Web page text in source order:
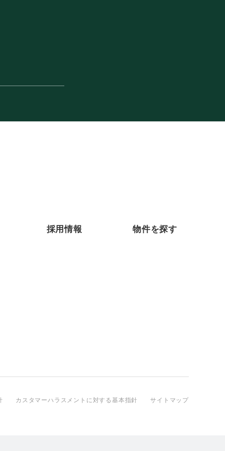
採用情報 物件を探す
カスタマーハラスメントに対する基本指針 サイトマップ